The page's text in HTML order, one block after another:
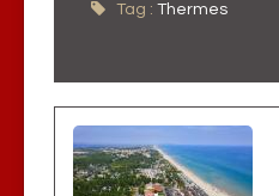
Tag : Thermes